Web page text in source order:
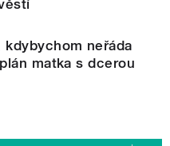
kdybychom neřáda
matka s dcerou